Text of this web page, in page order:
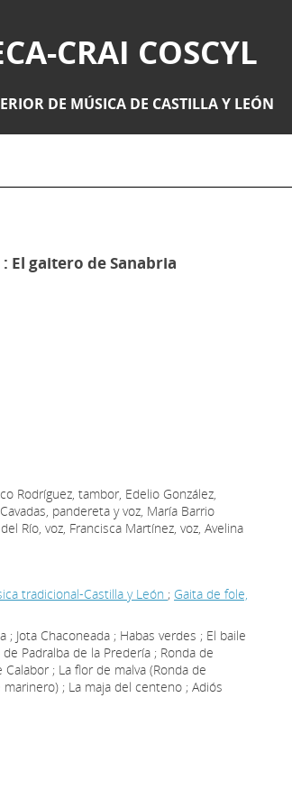
CRAI COSCYL
DE MÚSICA DE CASTILLA Y LEÓN
El gaitero de Sanabria
Rodríguez, tambor, Edelio González,
pandereta y voz, María Barrio
Río, voz, Francisca Martínez, voz, Avelina
tradicional-Castilla y León ; Gaita de fole,
Jota Chaconeada ; Habas verdes ; El baile
Padralba de la Predería ; Ronda de
; La flor de malva (Ronda de
; La maja del centeno ; Adiós